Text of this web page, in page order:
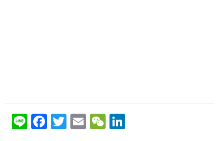
Li F
T
E
W